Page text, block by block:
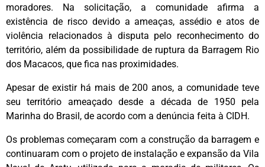
moradores. Na solicitação, a comunidade afirma a
existência de risco devido a ameaças, assédio e atos de
violência relacionados à disputa pelo reconhecimento do
território, além da possibilidade de ruptura da Barragem Rio
dos Macacos, que fica nas proximidades.
Apesar de existir há mais de 200 anos, a comunidade teve
seu território ameaçado desde a década de 1950 pela
Marinha do Brasil, de acordo com a denúncia feita à CIDH.
Os problemas começaram com a construção da barragem e
continuaram com o projeto de instalação e expansão da Vila